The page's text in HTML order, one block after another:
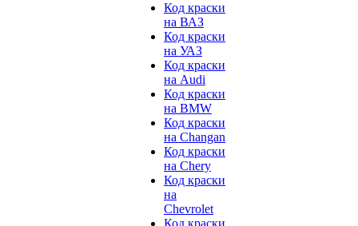
Код краски
на ВАЗ
Код краски
на УАЗ
Код краски
на Audi
Код краски
на BMW
Код краски
на Changan
Код краски
на Chery
Код краски
на
Chevrolet
Код краски